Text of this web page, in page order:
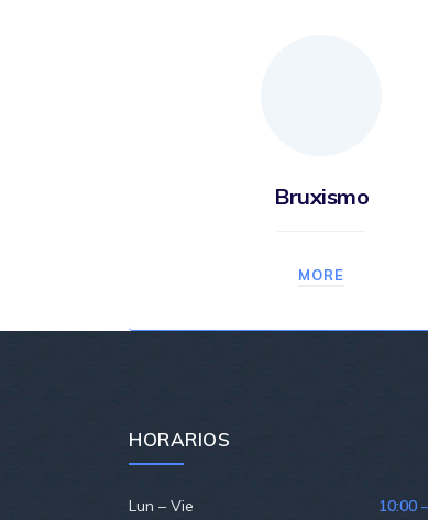
Bruxismo
MORE
HORARIOS
Lun – Vie 10:00